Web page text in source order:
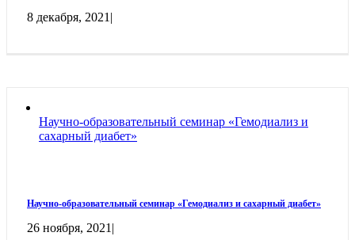
8 декабря, 2021 |
Научно-образовательный семинар «Гемодиализ и
сахарный диабет»
Научно-образовательный семинар «Гемодиализ и сахарный диабет»
26 ноября, 2021 |